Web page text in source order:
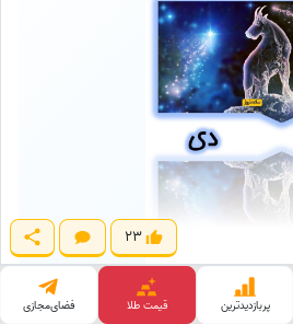
23
پربازدید‌ترین قیمت طلا فضای‌مجازی